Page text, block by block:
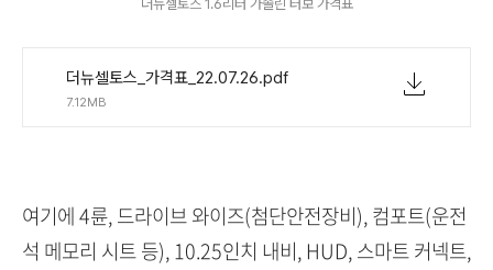
더뉴셀토스 1.6리터 가솔린 터보 가격표
더뉴셀토스_가격표_22.07.26.pdf
7.12MB
여기에 4륜, 드라이브 와이즈(첨단안전장비), 컴포트(운전
석 메모리 시트 등), 10.25인치 내비, HUD, 스마트 커넥트,